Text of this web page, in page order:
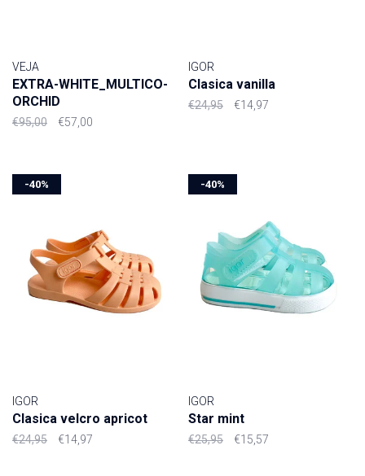
VEJA
EXTRA-WHITE_MULTICO-
ORCHID
€95,00 €57,00
IGOR
Clasica vanilla
€24,95 €14,97
-40%
IGOR
Clasica velcro apricot
€24,95 €14,97
-40%
IGOR
Star mint
€25,95 €15,57